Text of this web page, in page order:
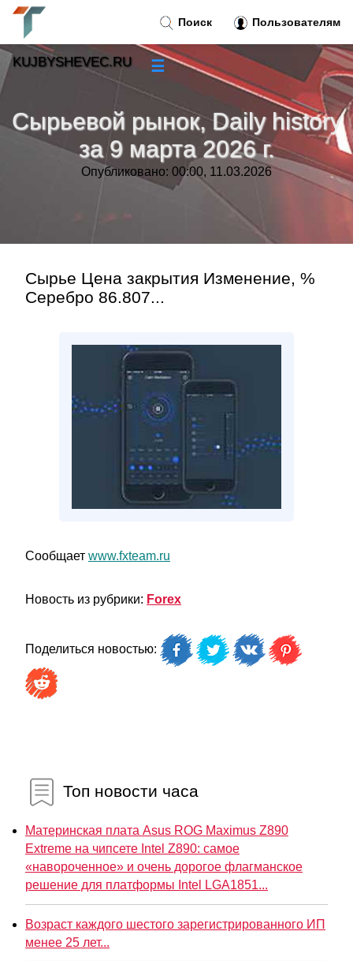
Сырьевой рынок, Daily history
за 9 марта 2026 г.
Опубликовано: 00:00, 11.03.2026
Сырье Цена закрытия Изменение, %
Серебро 86.807...
Сообщает www.fxteam.ru
Новость из рубрики: Forex
Поделиться новостью:
Топ новости часа
Материнская плата Asus ROG Maximus Z890
Extreme на чипсете Intel Z890: самое
«навороченное» и очень дорогое флагманское
решение для платформы Intel LGA1851...
Возраст каждого шестого зарегистрированного ИП
менее 25 лет...
Поиск Пользователям
KUJBYSHEVEC.RU ☰
»
Тренды новостей »
»
Контакт»